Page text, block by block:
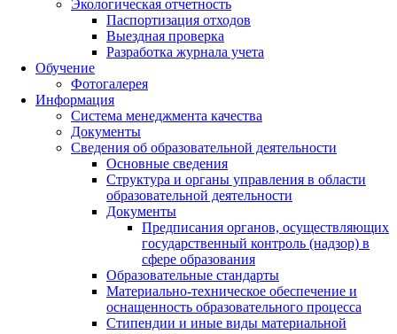
Экологическая отчетность
Паспортизация отходов
Выездная проверка
Разработка журнала учета
Обучение
Фотогалерея
Информация
Система менеджмента качества
Документы
Сведения об образовательной деятельности
Основные сведения
Структура и органы управления в области
образовательной деятельности
Документы
Предписания органов, осуществляющих
государственный контроль (надзор) в
сфере образования
Образовательные стандарты
Материально-техническое обеспечение и
оснащенность образовательного процесса
Стипендии и иные виды материальной